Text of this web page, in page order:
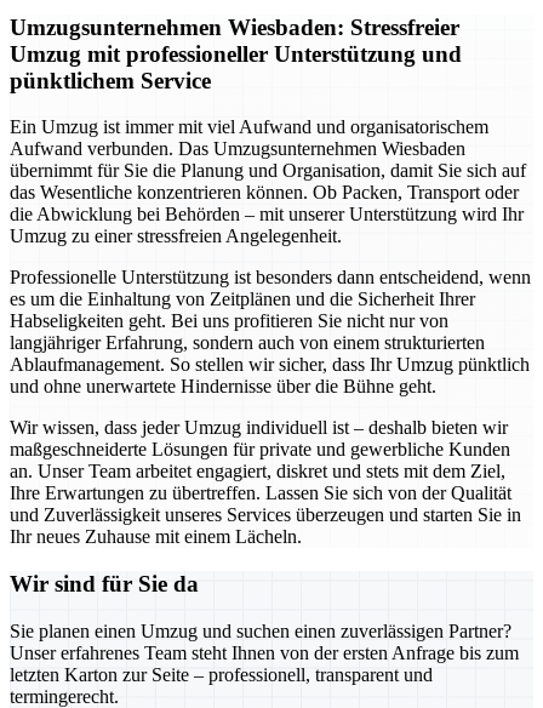
Umzugsunternehmen Wiesbaden: Stressfreier
Umzug mit professioneller Unterstützung und
pünktlichem Service
Ein Umzug ist immer mit viel Aufwand und organisatorischem
Aufwand verbunden. Das Umzugsunternehmen Wiesbaden
übernimmt für Sie die Planung und Organisation, damit Sie sich auf
das Wesentliche konzentrieren können. Ob Packen, Transport oder
die Abwicklung bei Behörden – mit unserer Unterstützung wird Ihr
Umzug zu einer stressfreien Angelegenheit.
Professionelle Unterstützung ist besonders dann entscheidend, wenn
es um die Einhaltung von Zeitplänen und die Sicherheit Ihrer
Habseligkeiten geht. Bei uns profitieren Sie nicht nur von
langjähriger Erfahrung, sondern auch von einem strukturierten
Ablaufmanagement. So stellen wir sicher, dass Ihr Umzug pünktlich
und ohne unerwartete Hindernisse über die Bühne geht.
Wir wissen, dass jeder Umzug individuell ist – deshalb bieten wir
maßgeschneiderte Lösungen für private und gewerbliche Kunden
an. Unser Team arbeitet engagiert, diskret und stets mit dem Ziel,
Ihre Erwartungen zu übertreffen. Lassen Sie sich von der Qualität
und Zuverlässigkeit unseres Services überzeugen und starten Sie in
Ihr neues Zuhause mit einem Lächeln.
Wir sind für Sie da
Sie planen einen Umzug und suchen einen zuverlässigen Partner?
Unser erfahrenes Team steht Ihnen von der ersten Anfrage bis zum
letzten Karton zur Seite – professionell, transparent und
termingerecht.